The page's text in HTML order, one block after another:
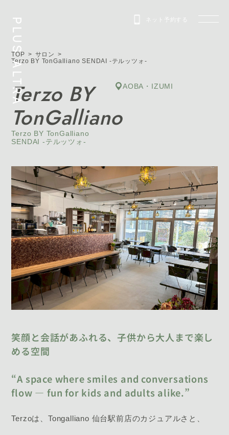
PLUS ALTRA ネット予約する
TOP
サロン
Terzo BY TonGalliano SENDAI -テルッツォ-
Terzo BY
TonGalliano
Terzo BY TonGalliano
SENDAI -テルッツォ-
AOBA・IZUMI
笑顔と会話があふれる、子供から大人まで楽し
める空間
“A space where smiles and conversations
flow — fun for kids and adults alike.”
Terzoは、Tongalliano 仙台駅前店のカジュアルさと、